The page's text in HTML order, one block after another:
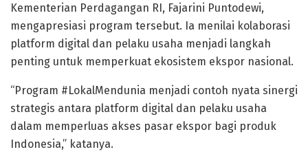
Kementerian Perdagangan RI, Fajarini Puntodewi,
mengapresiasi program tersebut. Ia menilai kolaborasi
platform digital dan pelaku usaha menjadi langkah
penting untuk memperkuat ekosistem ekspor nasional.
“Program #LokalMendunia menjadi contoh nyata sinergi
strategis antara platform digital dan pelaku usaha
dalam memperluas akses pasar ekspor bagi produk
Indonesia,” katanya.